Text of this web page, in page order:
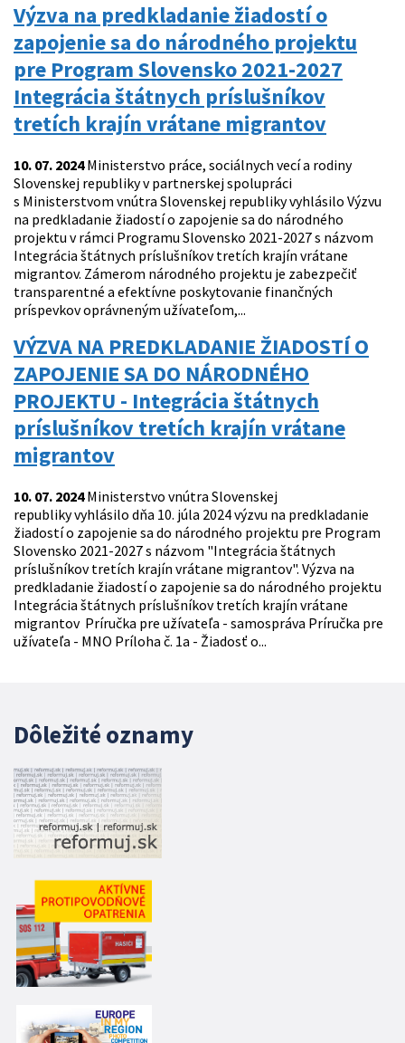
Výzva na predkladanie žiadostí o
zapojenie sa do národného projektu
pre Program Slovensko 2021-2027
Integrácia štátnych príslušníkov
tretích krajín vrátane migrantov
10. 07. 2024Ministerstvo práce, sociálnych vecí a rodiny
Slovenskej republiky v partnerskej spolupráci
s Ministerstvom vnútra Slovenskej republiky vyhlásilo Výzvu
na predkladanie žiadostí o zapojenie sa do národného
projektu v rámci Programu Slovensko 2021-2027 s názvom
Integrácia štátnych príslušníkov tretích krajín vrátane
migrantov. Zámerom národného projektu je zabezpečiť
transparentné a efektívne poskytovanie finančných
príspevkov oprávneným užívateľom,...
VÝZVA NA PREDKLADANIE ŽIADOSTÍ O
ZAPOJENIE SA DO NÁRODNÉHO
PROJEKTU - Integrácia štátnych
príslušníkov tretích krajín vrátane
migrantov
10. 07. 2024Ministerstvo vnútra Slovenskej
republiky vyhlásilo dňa 10. júla 2024 výzvu na predkladanie
žiadostí o zapojenie sa do národného projektu pre Program
Slovensko 2021-2027 s názvom "Integrácia štátnych
príslušníkov tretích krajín vrátane migrantov". Výzva na
predkladanie žiadostí o zapojenie sa do národného projektu
Integrácia štátnych príslušníkov tretích krajín vrátane
migrantov Príručka pre užívateľa - samospráva Príručka pre
užívateľa - MNO Príloha č. 1a - Žiadosť o...
Dôležité oznamy